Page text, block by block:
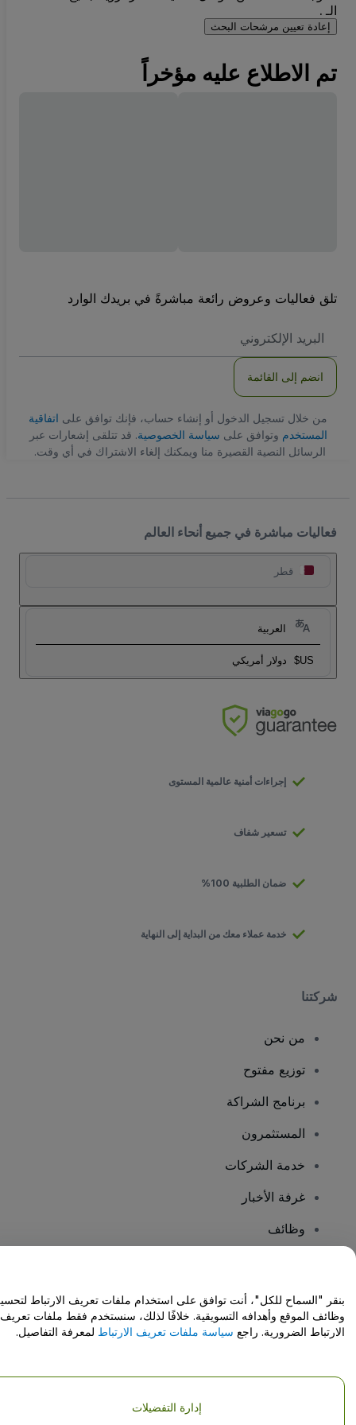
الـ .
إعادة تعيين مرشحات البحث
تم الاطلاع عليه مؤخراً
تلق فعاليات وعروض رائعة مباشرةً في بريدك الوارد
الاكتروني
انضم إلى القائمة
من خلال تسجيل الدخول أو إنشاء حساب، فإنك توافق على اتفاقية
المستخدم وتوافق على سياسة الخصوصية. قد تتلقى إشعارات عبر
الرسائل النصية القصيرة منا ويمكنك إلغاء الاشتراك في أي وقت.
فعاليات مباشرة في جميع أنحاء العالم
قطر
العربية
US$ دولار أمريكي
إجراءات أمنية عالمية المستوى
تسعير شفاف
ضمان الطلبية 100%
خدمة عملاء معك من البداية إلى النهاية
شركتنا
من نحن
توزيع مفتوح
برنامج الشراكة
المستثمرون
خدمة الشركات
غرفة الأخبار
وظائف
مركز المساعدة / اتصل بنا
حقوق النشر © شركة فياجوجو المحدودة 2026
تفاصيل الشركة
بنقر "السماح للكل"، أنت توافق على استخدام ملفات تعريف الارتباط
وظائف الموقع وأهدافه التسويقية. خلافًا لذلك، سنستخدم فقط ملفات تعريف
الارتباط الضرورية. راجع سياسة ملفات تعريف الارتباط لمعرفة التفاصيل.
إدارة التفضيلات